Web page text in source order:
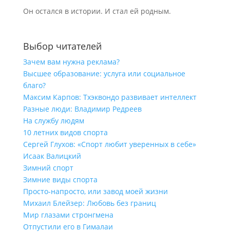
Он остался в истории. И стал ей родным.
Выбор читателей
Зачем вам нужна реклама?
Высшее образование: услуга или социальное
благо?
Максим Карпов: Тхэквондо развивает интеллект
Разные люди: Владимир Редреев
На службу людям
10 летних видов спорта
Сергей Глухов: «Спорт любит уверенных в себе»
Исаак Валицкий
Зимний спорт
Зимние виды спорта
Просто-напросто, или завод моей жизни
Михаил Блейзер: Любовь без границ
Мир глазами стронгмена
Отпустили его в Гималаи